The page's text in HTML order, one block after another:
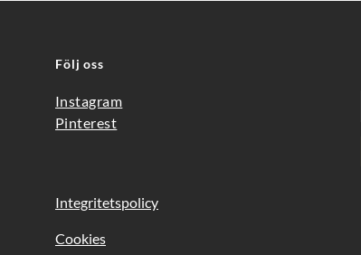
Följ oss
Instagram
Pinterest
Integritetspolicy
Cookies